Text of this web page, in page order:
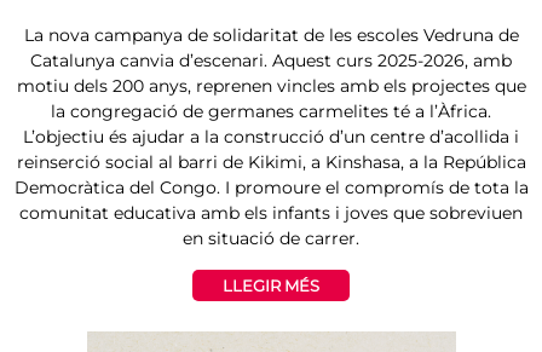
La nova campanya de solidaritat de les escoles Vedruna de
Catalunya canvia d’escenari. Aquest curs 2025-2026, amb
motiu dels 200 anys, reprenen vincles amb els projectes que
la congregació de germanes carmelites té a l’Àfrica.
L’objectiu és ajudar a la construcció d’un centre d’acollida i
reinserció social al barri de Kikimi, a Kinshasa, a la República
Democràtica del Congo. I promoure el compromís de tota la
comunitat educativa amb els infants i joves que sobreviuen
en situació de carrer.
LLEGIR MÉS